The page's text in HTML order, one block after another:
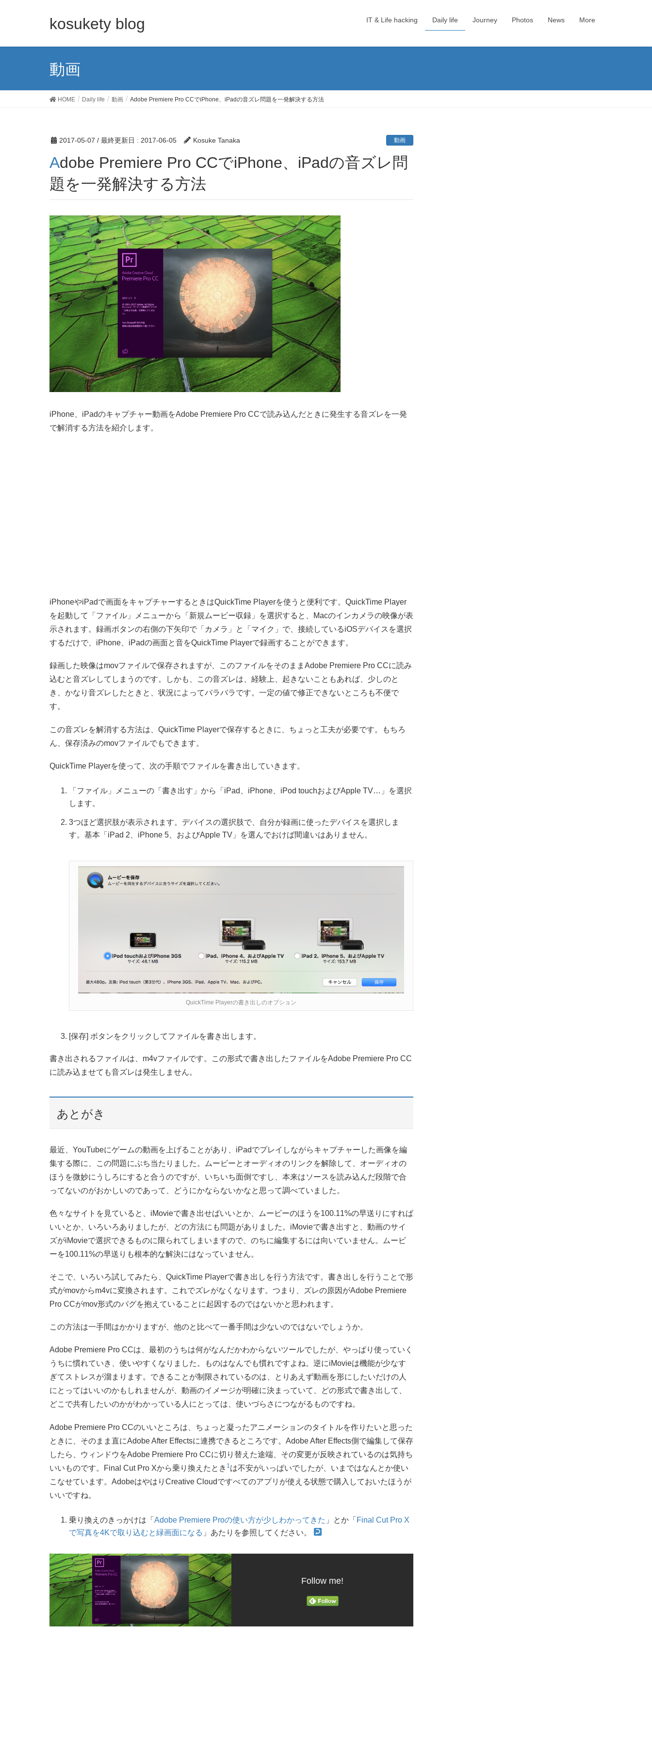
kosukety blog IT & Life hacking Daily life Journey Photos News More
動画
HOME Daily life 動画 Adobe Premiere Pro CCでiPhone、iPadの音ズレ問題を一発解決する方法
2017-05-07 / 最終更新日 : 2017-06-05 Kosuke Tanaka 動画
Adobe Premiere Pro CCでiPhone、iPadの音ズレ問
題を一発解決する方法
iPhone、iPadのキャプチャー動画をAdobe Premiere Pro CCで読み込んだときに発生する音ズレを一発
で解消する方法を紹介します。
iPhoneやiPadで画面をキャプチャーするときはQuickTime Playerを使うと便利です。QuickTime Player
を起動して「ファイル」メニューから「新規ムービー収録」を選択すると、Macのインカメラの映像が表
示されます。録画ボタンの右側の下矢印で「カメラ」と「マイク」で、接続しているiOSデバイスを選択
するだけで、iPhone、iPadの画面と音をQuickTime Playerで録画することができます。
録画した映像はmovファイルで保存されますが、このファイルをそのままAdobe Premiere Pro CCに読み
込むと音ズレしてしまうのです。しかも、この音ズレは、経験上、起きないこともあれば、少しのと
き、かなり音ズレしたときと、状況によってバラバラです。一定の値で修正できないところも不便で
す。
この音ズレを解消する方法は、QuickTime Playerで保存するときに、ちょっと工夫が必要です。もちろ
ん、保存済みのmovファイルでもできます。
QuickTime Playerを使って、次の手順でファイルを書き出していきます。
「ファイル」メニューの「書き出す」から「iPad、iPhone、iPod touchおよびApple TV…」を選択
します。
3つほど選択肢が表示されます。デバイスの選択肢で、自分が録画に使ったデバイスを選択しま
す。基本「iPad 2、iPhone 5、およびApple TV」を選んでおけば間違いはありません。
QuickTime Playerの書き出しのオプション
[保存] ボタンをクリックしてファイルを書き出します。
書き出されるファイルは、m4vファイルです。この形式で書き出したファイルをAdobe Premiere Pro CC
に読み込ませても音ズレは発生しません。
あとがき
最近、YouTubeにゲームの動画を上げることがあり、iPadでプレイしながらキャプチャーした画像を編
集する際に、この問題にぶち当たりました。ムービーとオーディオのリンクを解除して、オーディオの
ほうを微妙にうしろにすると合うのですが、いちいち面倒ですし、本来はソースを読み込んだ段階で合
ってないのがおかしいのであって、どうにかならないかなと思って調べていました。
色々なサイトを見ていると、iMovieで書き出せばいいとか、ムービーのほうを100.11%の早送りにすれば
いいとか、いろいろありましたが、どの方法にも問題がありました。iMovieで書き出すと、動画のサイ
ズがiMovieで選択できるものに限られてしまいますので、のちに編集するには向いていません。ムービ
ーを100.11%の早送りも根本的な解決にはなっていません。
そこで、いろいろ試してみたら、QuickTime Playerで書き出しを行う方法です。書き出しを行うことで形
式がmovからm4vに変換されます。これでズレがなくなります。つまり、ズレの原因がAdobe Premiere
Pro CCがmov形式のバグを抱えていることに起因するのではないかと思われます。
この方法は一手間はかかりますが、他のと比べて一番手間は少ないのではないでしょうか。
Adobe Premiere Pro CCは、最初のうちは何がなんだかわからないツールでしたが、やっぱり使っていく
うちに慣れていき、使いやすくなりました。ものはなんでも慣れですよね。逆にiMovieは機能が少なす
ぎてストレスが溜まります。できることが制限されているのは、とりあえず動画を形にしたいだけの人
にとってはいいのかもしれませんが、動画のイメージが明確に決まっていて、どの形式で書き出して、
どこで共有したいのかがわかっている人にとっては、使いづらさにつながるものですね。
Adobe Premiere Pro CCのいいところは、ちょっと凝ったアニメーションのタイトルを作りたいと思った
ときに、そのまま直にAdobe After Effectsに連携できるところです。Adobe After Effects側で編集して保存
したら、ウィンドウをAdobe Premiere Pro CCに切り替えた途端、その変更が反映されているのは気持ち
いいものです。Final Cut Pro Xから乗り換えたとき 1 は不安がいっぱいでしたが、いまではなんとか使い
こなせています。AdobeはやはりCreative Cloudですべてのアプリが使える状態で購入しておいたほうが
いいですね。
乗り換えのきっかけは「 Adobe Premiere Proの使い方が少しわかってきた 」とか「 Final Cut Pro X
で写真を4Kで取り込むと緑画面になる 」あたりを参照してください。
Follow me!